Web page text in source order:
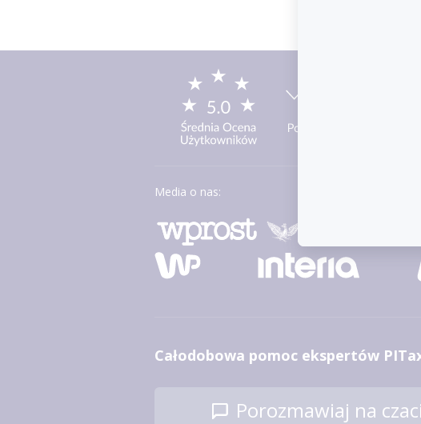
Media o nas:
Całodobowa pomoc ekspertów
Porozmawiaj na